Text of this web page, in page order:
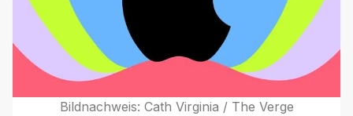
Bildnachweis: Cath Virginia / The Verge